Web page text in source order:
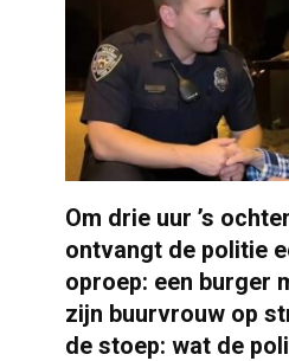
Om drie uur ’s
ontvangt de politie
oproep: een burger
zijn buurvrouw op
de stoep: wat de